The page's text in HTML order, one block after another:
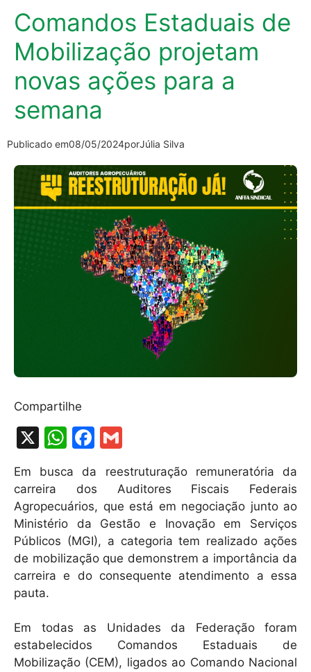
Comandos Estaduais de
Mobilização projetam
novas ações para a
semana
Publicado em08/05/2024porJúlia Silva
Compartilhe
X
W
at
s
A
p
p
F
c
e
b
o
o
ai
l
Em busca da reestruturação remuneratória da
carreira dos Auditores Fiscais Federais
Agropecuários, que está em negociação junto ao
Ministério da Gestão e Inovação em Serviços
Públicos (MGI), a categoria tem realizado ações
de mobilização que demonstrem a importância da
carreira e do consequente atendimento a essa
pauta.
Em todas as Unidades da Federação foram
estabelecidos Comandos Estaduais de
Mobilização (CEM), ligados ao Comando Nacional